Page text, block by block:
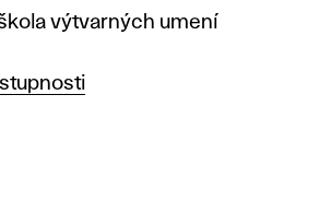
výtvarných umení